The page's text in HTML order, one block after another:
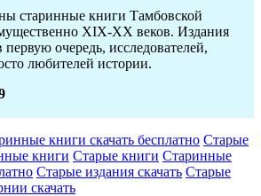
старинные книги Тамбовской
XIX-ХХ веков. Издания
первую очередь, исследователей,
любителей истории.
книги скачать бесплатно Старые
книги Старые книги Старинные
Старые издания скачать Старые
скачать